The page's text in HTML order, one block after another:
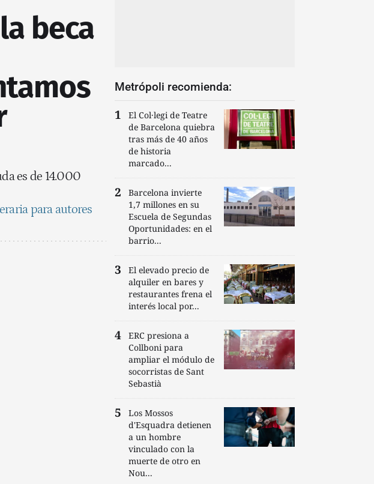
beca
es de 14.000
para autores
Metrópoli recomienda:
El Col·legi de Teatre
de Barcelona quiebra
tras más de 40 años
de historia
marcado...
Barcelona invierte
1,7 millones en su
Escuela de Segundas
Oportunidades: en el
barrio...
El elevado precio de
alquiler en bares y
restaurantes frena el
interés local por...
ERC presiona a
Collboni para
ampliar el módulo de
socorristas de Sant
Sebastià
Los Mossos
d'Esquadra detienen
a un hombre
vinculado con la
muerte de otro en
Nou...